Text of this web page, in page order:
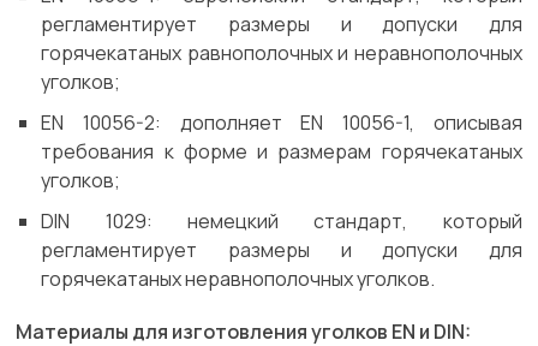
регламентирует размеры и допуски для
горячекатаных равнополочных и неравнополочных
уголков;
EN 10056-2: дополняет EN 10056-1, описывая
требования к форме и размерам горячекатаных
уголков;
DIN 1029: немецкий стандарт, который
регламентирует размеры и допуски для
горячекатаных неравнополочных уголков.
Материалы для изготовления уголков EN и DIN: